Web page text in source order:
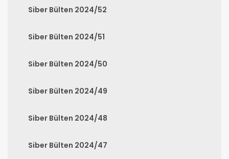
Siber Bülten 2024/52
Siber Bülten 2024/51
Siber Bülten 2024/50
Siber Bülten 2024/49
Siber Bülten 2024/48
Siber Bülten 2024/47